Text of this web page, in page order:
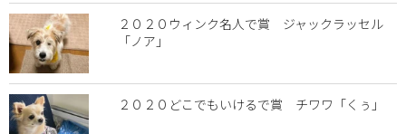
２０２０ウィンク名人で賞 ジャックラッセル
「ノア」
２０２０どこでもいけるで賞 チワワ「くぅ」